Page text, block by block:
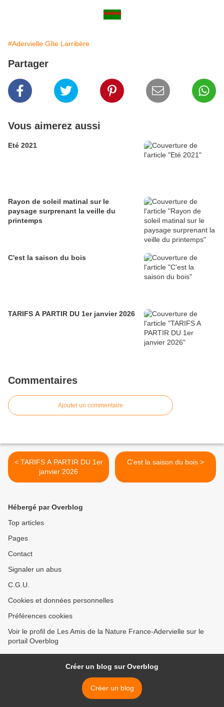
*****
#Adervielle Gîte Larribère
Partager
Vous aimerez aussi
Eté 2021
Rayon de soleil matinal sur le
paysage surprenant la veille du
printemps
C'est la saison du bois
TARIFS A PARTIR DU 1er janvier 2026
Commentaires
Ajouter un commentaire
< TARIFS A PARTIR DU 1er
janvier 2026
C'est la saison du bois >
Hébergé par Overblog
Top articles
Pages
Contact
Signaler un abus
C.G.U.
Cookies et données personnelles
Préférences cookies
Voir le profil de Les Amis de la Nature France-Adervielle sur le
portail Overblog
Créer un blog sur Overblog
Créer un blog